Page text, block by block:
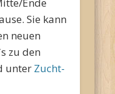
Sie kann
neuen
zu den
unter Zucht-